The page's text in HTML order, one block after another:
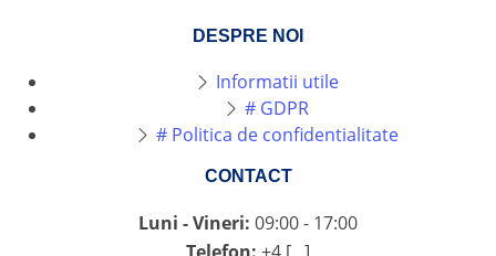
DESPRE NOI
Informatii utile
# GDPR
# Politica de confidentialitate
CONTACT
Luni - Vineri: 09:00 - 17:00